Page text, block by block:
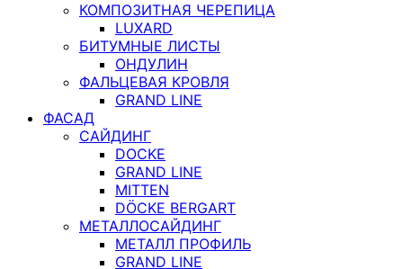
КОМПОЗИТНАЯ ЧЕРЕПИЦА
LUXARD
БИТУМНЫЕ ЛИСТЫ
ОНДУЛИН
ФАЛЬЦЕВАЯ КРОВЛЯ
GRAND LINE
ФАСАД
САЙДИНГ
DOCKE
GRAND LINE
MITTEN
DÖCKE BERGART
МЕТАЛЛОСАЙДИНГ
МЕТАЛЛ ПРОФИЛЬ
GRAND LINE